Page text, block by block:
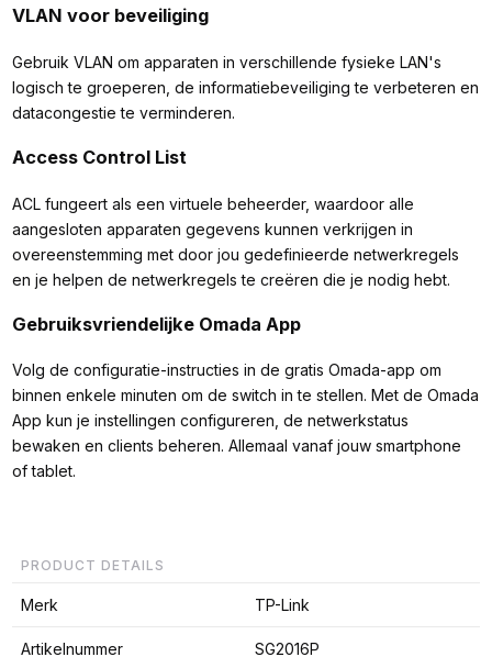
VLAN voor beveiliging
Gebruik VLAN om apparaten in verschillende fysieke LAN's
logisch te groeperen, de informatiebeveiliging te verbeteren en
datacongestie te verminderen.
Access Control List
ACL fungeert als een virtuele beheerder, waardoor alle
aangesloten apparaten gegevens kunnen verkrijgen in
overeenstemming met door jou gedefinieerde netwerkregels
en je helpen de netwerkregels te creëren die je nodig hebt.
Gebruiksvriendelijke Omada App
Volg de configuratie-instructies in de gratis Omada-app om
binnen enkele minuten om de switch in te stellen. Met de Omada
App kun je instellingen configureren, de netwerkstatus
bewaken en clients beheren. Allemaal vanaf jouw smartphone
of tablet.
PRODUCT DETAILS
Merk TP-Link
Artikelnummer SG2016P